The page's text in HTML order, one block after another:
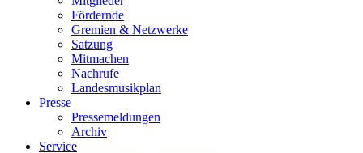
Fördernde
Gremien & Netzwerke
Satzung
Mitmachen
Nachrufe
Landesmusikplan
Presse
Pressemeldungen
Archiv
Service